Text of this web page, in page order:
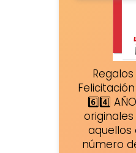
6️⃣4️⃣
aquellos
número